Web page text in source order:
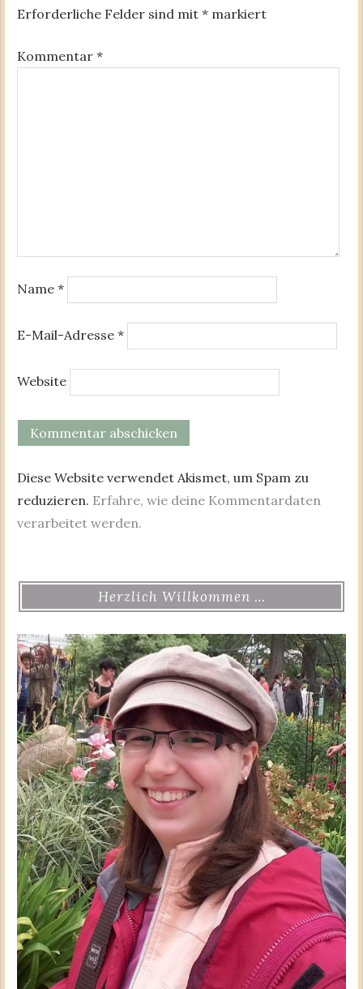
Erforderliche Felder sind mit * markiert
Kommentar *
Name *
E-Mail-Adresse *
Website
Diese Website verwendet Akismet, um Spam zu
reduzieren. Erfahre, wie deine Kommentardaten
verarbeitet werden.
Herzlich Willkommen …